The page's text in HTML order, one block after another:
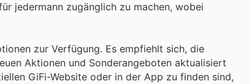
jedermann zugänglich zu machen, wobei
zur Verfügung. Es empfiehlt sich, die
Aktionen und Sonderangeboten aktualisiert
GiFi-Website oder in der App zu finden sind,